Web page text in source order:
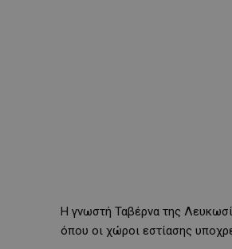
Η γνωστή Ταβέρνα της
όπου οι χώροι εστίασης